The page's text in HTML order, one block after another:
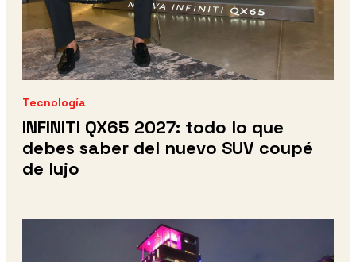
Tecnología
INFINITI QX65 2027: todo lo que
debes saber del nuevo SUV coupé
de lujo